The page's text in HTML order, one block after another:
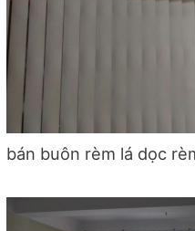
bán buôn rèm lá dọc